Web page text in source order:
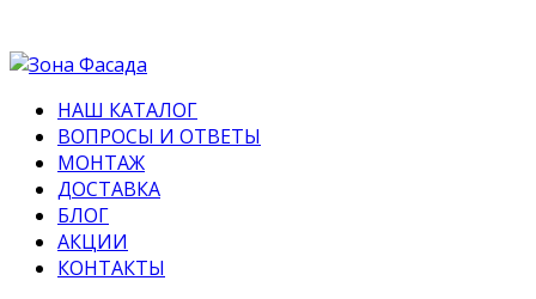
НАШ КАТАЛОГ
ВОПРОСЫ И ОТВЕТЫ
МОНТАЖ
ДОСТАВКА
БЛОГ
АКЦИИ
КОНТАКТЫ